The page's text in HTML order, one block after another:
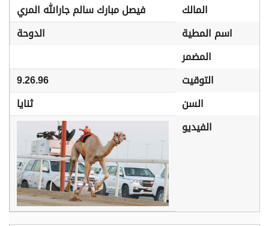
المالك
فيصل مبارك سالم جارالله المري
اسم المطية
الدوحة
المضمر
التوقيت
9.26.96
السن
ثنايا
الفيديو